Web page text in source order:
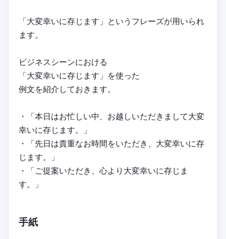
「大変幸いに存じます」というフレーズが用いられ
ます。
ビジネスシーンにおける
「大変幸いに存じます」を使った
例文を紹介しておきます。
・「本日はお忙しい中、お越しいただきまして大変
幸いに存じます。」
・「先日は貴重なお時間をいただき、大変幸いに存
じます。」
・「ご提案いただき、心より大変幸いに存じま
す。」
手紙